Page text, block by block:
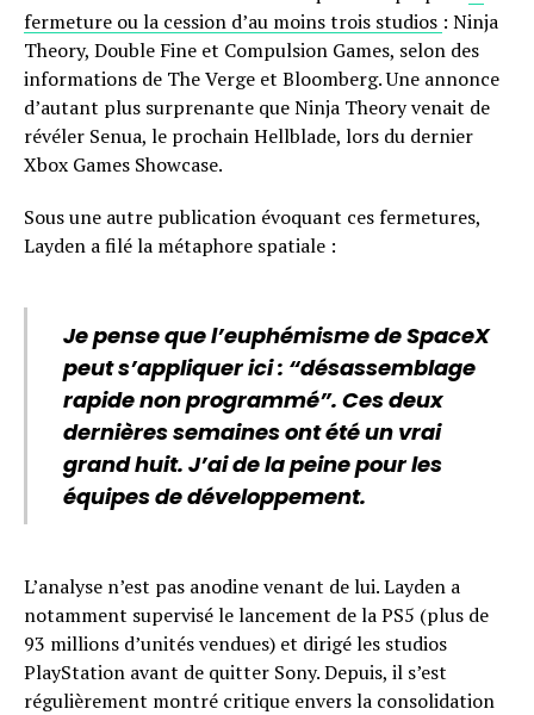
fermeture ou la cession d’au moins trois studios : Ninja
Theory, Double Fine et Compulsion Games, selon des
informations de The Verge et Bloomberg. Une annonce
d’autant plus surprenante que Ninja Theory venait de
révéler Senua, le prochain Hellblade, lors du dernier
Xbox Games Showcase.
Sous une autre publication évoquant ces fermetures,
Layden a filé la métaphore spatiale :
Je pense que l’euphémisme de SpaceX
peut s’appliquer ici : “désassemblage
rapide non programmé”. Ces deux
dernières semaines ont été un vrai
grand huit. J’ai de la peine pour les
équipes de développement.
L’analyse n’est pas anodine venant de lui. Layden a
notamment supervisé le lancement de la PS5 (plus de
93 millions d’unités vendues) et dirigé les studios
PlayStation avant de quitter Sony. Depuis, il s’est
régulièrement montré critique envers la consolidation